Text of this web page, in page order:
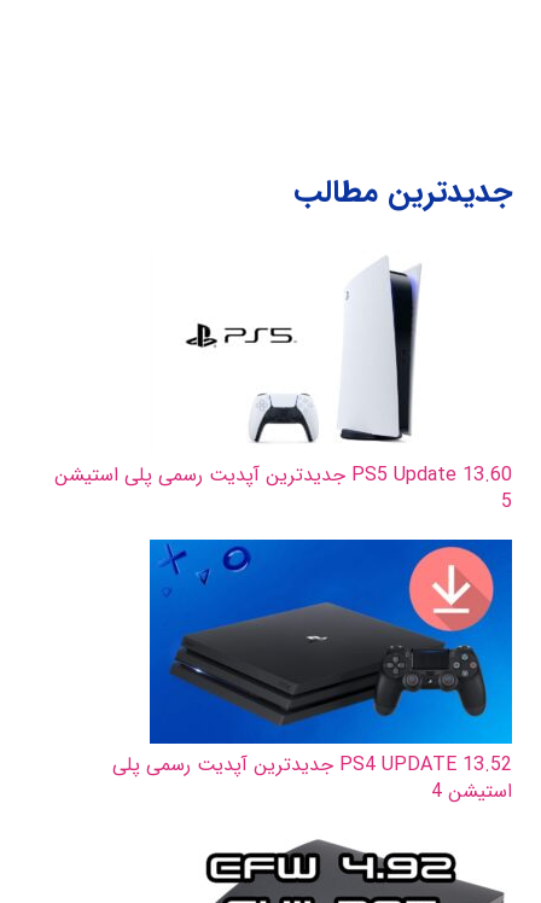
جدیدترین مطالب
PS5 Update 13.60 جدیدترین آپدیت رسمی پلی استیشن
5
PS4 UPDATE 13.52 جدیدترین آپدیت رسمی پلی
استیشن 4